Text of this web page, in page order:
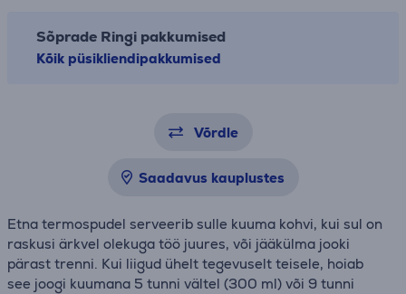
Sõprade Ringi pakkumised
Kõik püsikliendipakkumised
Võrdle
Saadavus kauplustes
Etna termospudel serveerib sulle kuuma kohvi, kui sul on
raskusi ärkvel olekuga töö juures, või jääkülma jooki
pärast trenni. Kui liigud ühelt tegevuselt teisele, hoiab
see joogi kuumana 5 tunni vältel (300 ml) või 9 tunni